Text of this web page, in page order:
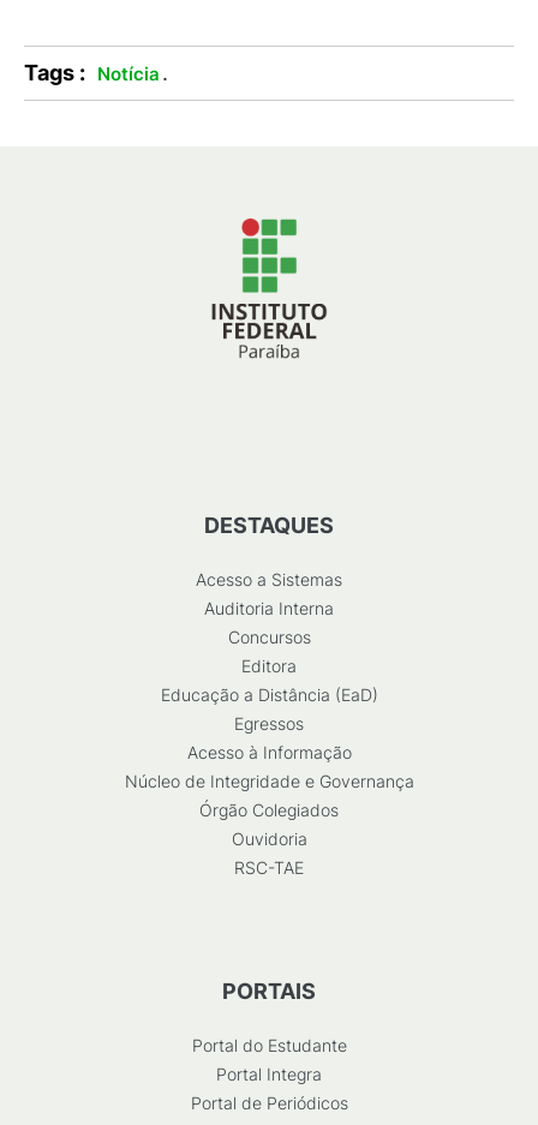
Tags : Notícia .
DESTAQUES
Acesso a Sistemas
Auditoria Interna
Concursos
Editora
Educação a Distância (EaD)
Egressos
Acesso à Informação
Núcleo de Integridade e Governança
Órgão Colegiados
Ouvidoria
RSC-TAE
PORTAIS
Portal do Estudante
Portal Integra
Portal de Periódicos